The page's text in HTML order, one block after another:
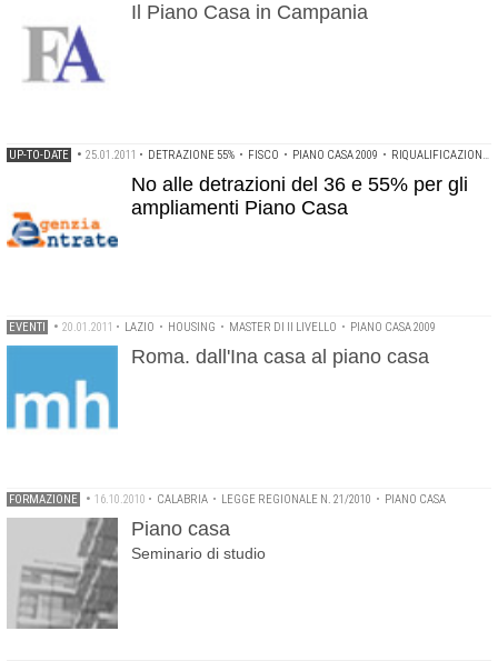
Il Piano Casa in Campania
UP-TO-DATE • 25.01.2011 • DETRAZIONE 55% • FISCO • PIANO CASA 2009 • RIQUALIFICAZIONE ENERGETICA
No alle detrazioni del 36 e 55% per gli
ampliamenti Piano Casa
EVENTI • 20.01.2011 • LAZIO • HOUSING • MASTER DI II LIVELLO • PIANO CASA 2009
Roma. dall'Ina casa al piano casa
FORMAZIONE • 16.10.2010 • CALABRIA • LEGGE REGIONALE N. 21/2010 • PIANO CASA
Piano casa
Seminario di studio